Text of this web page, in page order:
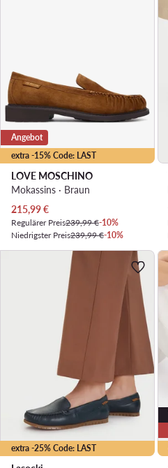
extra -15% Code: LAST
Angebot
LOVE MOSCHINO
Mokassins · Braun
Aktueller Preis
215,99€
Regulärer Preis239,99 €-10%
Niedrigster Preis239,99 €-10%
extra -25% Code: LAST